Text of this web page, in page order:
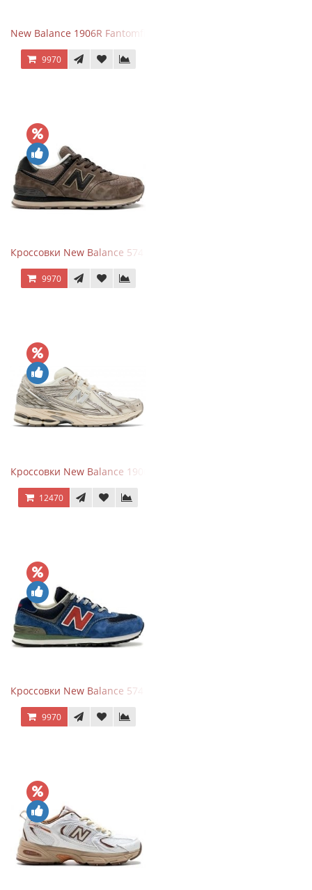
New Balance 1906R Fantomfit White
9970
Кроссовки New Balance 574 Umber Black
9970
Кроссовки New Balance 1906R Arid Stone
12470
Кроссовки New Balance 574 Blue Black Red синий с красным
9970